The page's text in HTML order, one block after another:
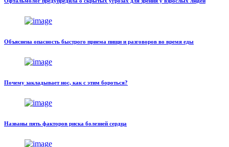
Объяснена опасность быстрого приема пищи и разговоров во время еды
Почему закладывает нос, как с этим бороться?
Названы пять факторов риска болезней сердца